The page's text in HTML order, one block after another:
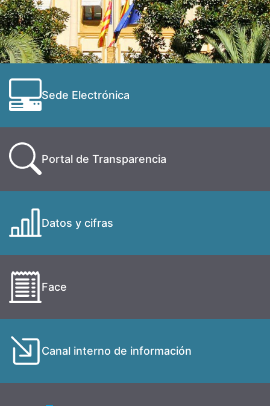
Sede Electrónica
Portal de Transparencia
Datos y cifras
Face
Canal interno de información